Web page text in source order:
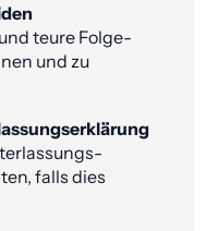
teure Folge­
und zu
falls dies